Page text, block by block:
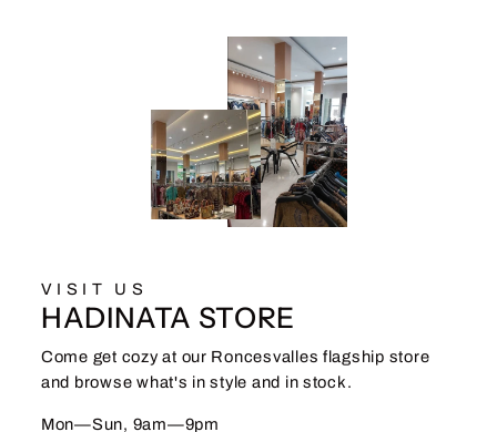
VISIT US
HADINATA STORE
Come get cozy at our Roncesvalles flagship store
and browse what's in style and in stock.
Mon—Sun, 9am—9pm